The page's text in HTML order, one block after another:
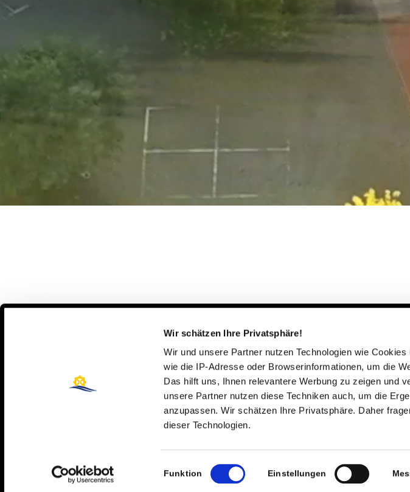
Wir schätzen Ihre Privatsphäre!
Wir und unsere Partner nutzen Technologien wie
wie die IP-Adresse oder Browserinformationen, um die
Das hilft uns, Ihnen relevantere Werbung zu zeigen und
unsere Partner nutzen diese Techniken auch, um die
anzupassen. Wir schätzen Ihre Privatsphäre. Daher
dieser Technologien.
Einwilligungsauswahl
Funktion Einstellungen
Steinmühle – École et
internat